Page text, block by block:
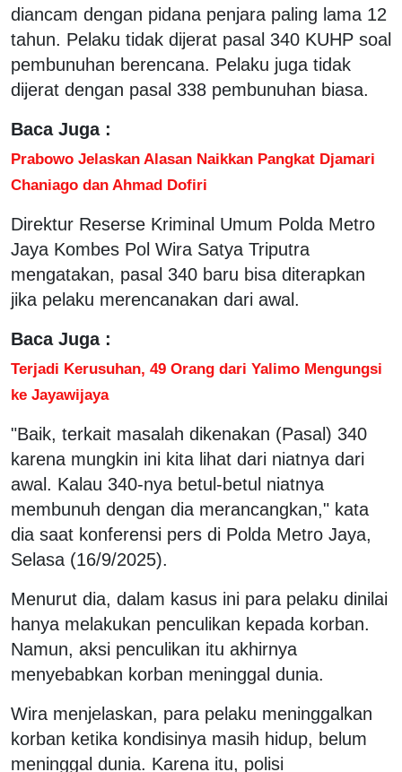
diancam dengan pidana penjara paling lama 12
tahun. Pelaku tidak dijerat pasal 340 KUHP soal
pembunuhan berencana. Pelaku juga tidak
dijerat dengan pasal 338 pembunuhan biasa.
Baca Juga :
Prabowo Jelaskan Alasan Naikkan Pangkat Djamari
Chaniago dan Ahmad Dofiri
Direktur Reserse Kriminal Umum Polda Metro
Jaya Kombes Pol Wira Satya Triputra
mengatakan, pasal 340 baru bisa diterapkan
jika pelaku merencanakan dari awal.
Baca Juga :
Terjadi Kerusuhan, 49 Orang dari Yalimo Mengungsi
ke Jayawijaya
"Baik, terkait masalah dikenakan (Pasal) 340
karena mungkin ini kita lihat dari niatnya dari
awal. Kalau 340-nya betul-betul niatnya
membunuh dengan dia merancangkan," kata
dia saat konferensi pers di Polda Metro Jaya,
Selasa (16/9/2025).
Menurut dia, dalam kasus ini para pelaku dinilai
hanya melakukan penculikan kepada korban.
Namun, aksi penculikan itu akhirnya
menyebabkan korban meninggal dunia.
Wira menjelaskan, para pelaku meninggalkan
korban ketika kondisinya masih hidup, belum
meninggal dunia. Karena itu, polisi